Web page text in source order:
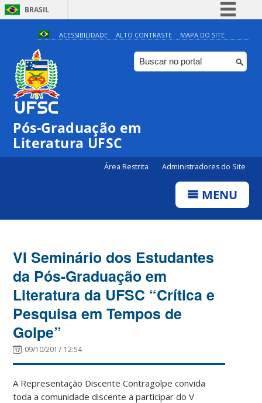
BRASIL
Simplifique!
Comunica BR
Participe
ACESSIBILIDADE ALTO CONTRASTE MAPA DO SITE
Pós-Graduação em
Literatura UFSC
Área Restrita Administradores do Site
MENU
VI Seminário dos Estudantes
da Pós-Graduação em
Literatura da UFSC “Crítica e
Pesquisa em Tempos de
Golpe”
09/10/2017 12:54
A Representação Discente Contragolpe convida
toda a comunidade discente a participar do V